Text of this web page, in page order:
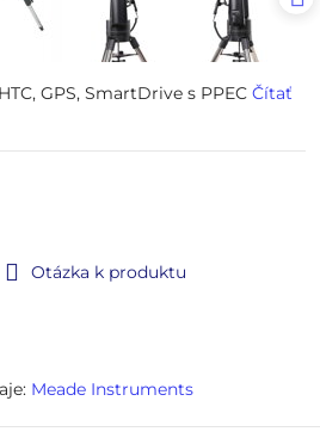
GPS, SmartDrive s PPEC Čítať
Otázka k produktu
Meade Instruments